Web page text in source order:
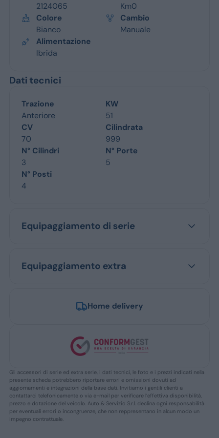
2124065
Km0
Colore
Bianco
Cambio
Manuale
Alimentazione
Ibrida
Dati tecnici
Trazione
Anteriore
KW
51
CV
70
Cilindrata
999
N° Cilindri
3
N° Porte
5
N° Posti
4
Equipaggiamento di serie
Equipaggiamento extra
Home delivery
Gli accessori di serie ed extra serie, i dati tecnici, le foto e i prezzi indicati nella
presente scheda potrebbero riportare errori e omissioni dovuti ad
aggiornamenti e integrazioni della base dati. Invitiamo i gentili clienti a
contattarci telefonicamente o via e-mail per verificare l’effettiva disponibilità,
prezzo e dotazione del veicolo. Auto & Servizio S.r.l. declina ogni responsabilità
per eventuali errori o incongruenze, che non reppresentano in alcun modo un
impegno contrattuale.